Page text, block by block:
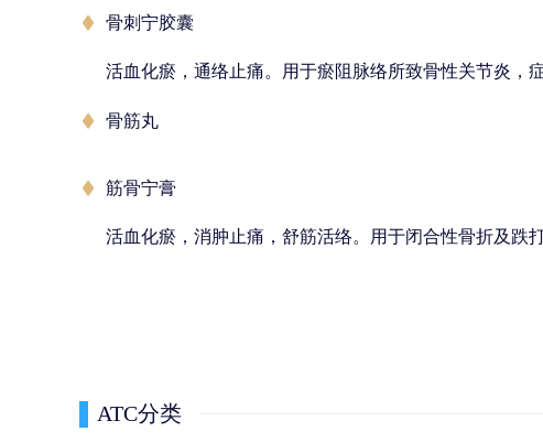
骨刺宁胶囊
活血化瘀，通络止痛。用于瘀阻脉络所致骨性关节炎，
骨筋丸
筋骨宁膏
活血化瘀，消肿止痛，舒筋活络。用于闭合性骨折及跌打
ATC分类